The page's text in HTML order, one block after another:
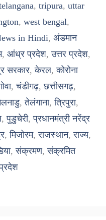
, tripura, uttar
, west bengal,
in Hindi, अंडमान
, आंध्र प्रदेश,उत्तर प्रदेश,
सरकार,केरल,कोरोना
,चंडीगढ़,छत्तीसगढ़,
,तेलंगाना,त्रिपुरा,
,पुडुचेरी,प्रधानमंत्री नरेंद्र
,मिजोरम,राजस्थान,राज्य,
,संक्रमण,संक्रमित